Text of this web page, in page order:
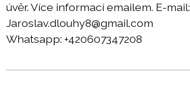
úvěr. Více informací emailem. E-mail:
Jaroslav.dlouhy8@gmail.com
Whatsapp: +420607347208